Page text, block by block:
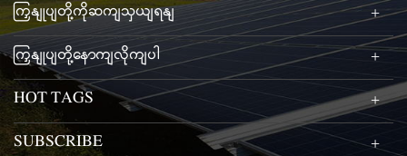
ကြှနျုပျတို့ကိုဆကျသှယျရနျ
ကြှနျုပျတို့နောကျလိုကျပါ
HOT TAGS
SUBSCRIBE